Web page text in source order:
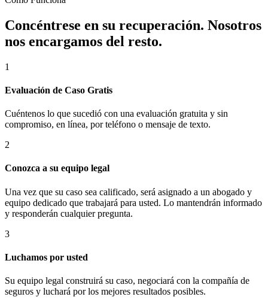
Concéntrese en su recuperación. Nosotros
nos encargamos del resto.
1
Evaluación de Caso Gratis
Cuéntenos lo que sucedió con una evaluación gratuita y sin
compromiso, en línea, por teléfono o mensaje de texto.
2
Conozca a su equipo legal
Una vez que su caso sea calificado, será asignado a un abogado y
equipo dedicado que trabajará para usted. Lo mantendrán informado
y responderán cualquier pregunta.
3
Luchamos por usted
Su equipo legal construirá su caso, negociará con la compañía de
seguros y luchará por los mejores resultados posibles.